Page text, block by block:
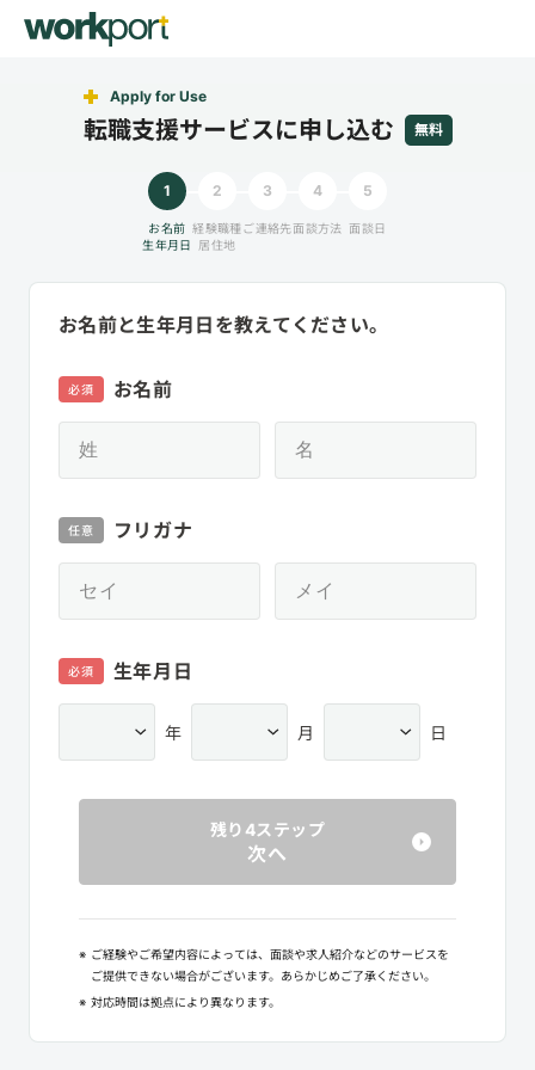
Apply for Use
転職支援サービスに申し込む 無料
1
お名前
生年月日
2
経験職種
居住地
3
ご連絡先
4
面談方法
5
面談日
お名前と生年月日を教えてください。
お名前
必須
フリガナ
任意
生年月日
必須
年 月 日
残り4ステップ
次へ
※ ご経験やご希望内容によっては、面談や求人紹介などのサービスを
ご提供できない場合がございます。あらかじめご了承ください。
※ 対応時間は拠点により異なります。